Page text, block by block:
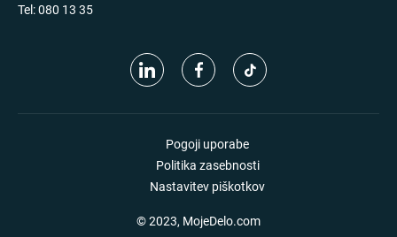
Tel:080 13 35
Pogoji uporabe
Politika zasebnosti
Nastavitev piškotkov
© 2023, MojeDelo.com